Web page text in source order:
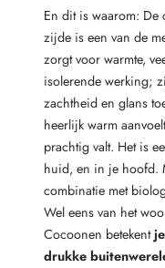
En dit is waarom:
zijde is een van de
zorgt voor warmte,
isolerende werking;
zachtheid en glans
heerlijk warm
prachtig valt. Het is
huid, en in je hoofd.
combinatie met
Wel eens van het
Cocoonen betekent
drukke